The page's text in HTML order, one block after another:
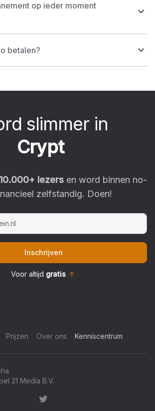
op ieder moment
betalen?
slimmer in
Crypto
10.000+ lezersen word binnen no-
zelfstandig. Doen!
Inschrijven
Voor altijd gratis
Prijzen Over ons Kenniscentrum
21 Media B.V.